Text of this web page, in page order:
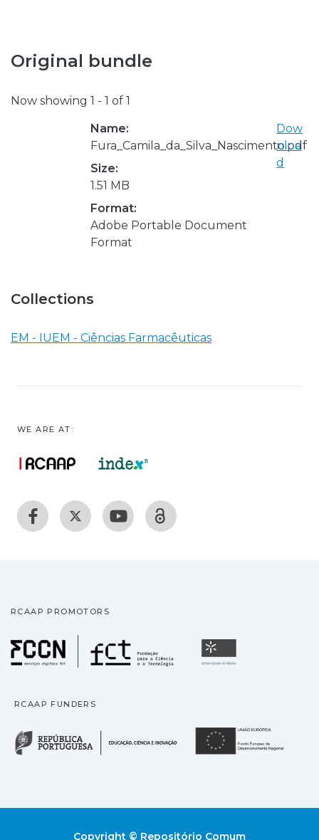
Original bundle
Now showing 1 - 1 of 1
Name:
Fura_Camila_da_Silva_Nascimento.pdf
Size:
1.51 MB
Format:
Adobe Portable Document
Format
Dow
nloa
d
Collections
EM - IUEM - Ciências Farmacêuticas
WE ARE AT:
RCAAP PROMOTORS
Fundação para a
RCAAP FUNDERS
República Portuguesa
Copyright © Repositório Comum